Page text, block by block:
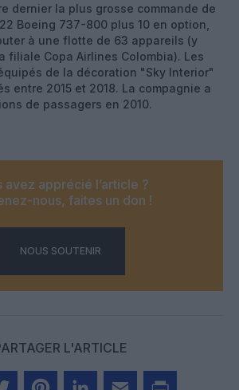
dernier la plus grosse commande de
Boeing 737-800 plus 10 en option,
à une flotte de 63 appareils (y
filiale Copa Airlines Colombia). Les
de la décoration "Sky Interior"
entre 2015 et 2018. La compagnie a
de passagers en 2010.
avez apprécié l’article ?
nous, faites un don !
NOUS SOUTENIR
L'ARTICLE